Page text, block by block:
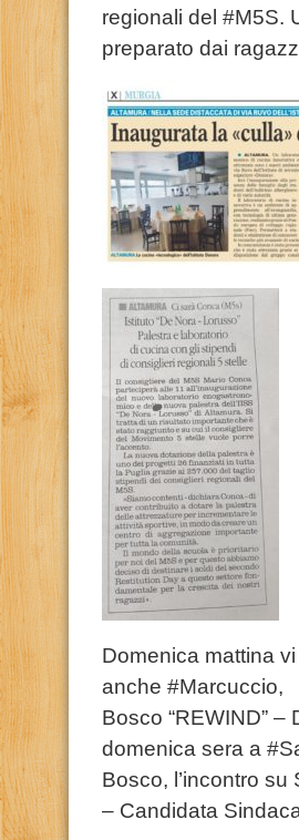
regionali del #M5S.
preparato dai
Domenica mattina
anche #Marcuccio,
Bosco “REWIND”
domenica sera a
Bosco, l’incontro
– Candidata